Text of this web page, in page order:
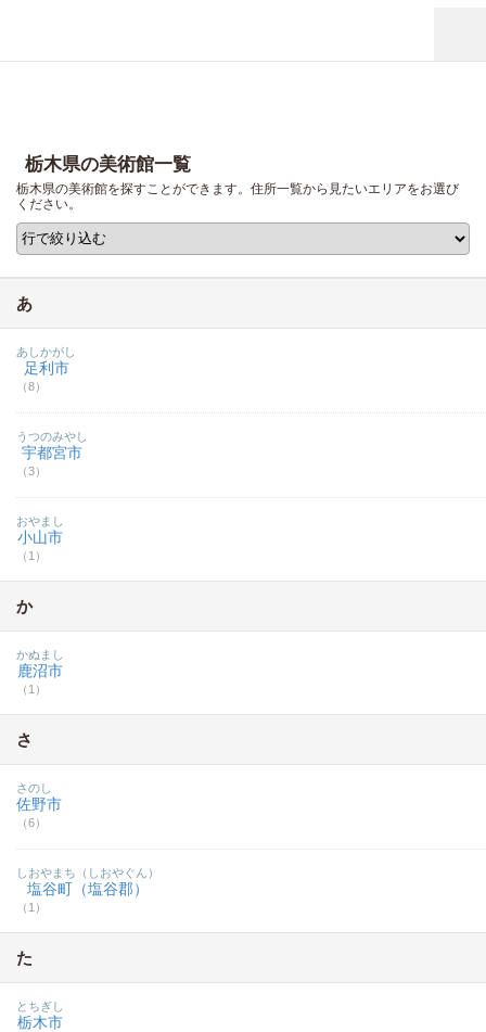
栃木県の美術館一覧
栃木県の美術館を探すことができます。住所一覧から見たいエリアをお選び
ください。
あ
足利市
（8）
あしかがし
宇都宮市
（3）
うつのみやし
小山市
（1）
おやまし
か
鹿沼市
（1）
かぬまし
さ
佐野市
（6）
さのし
塩谷町（塩谷郡）
（1）
しおやまち（しおやぐん）
た
栃木市
とちぎし